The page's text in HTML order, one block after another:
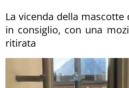
La vicenda della mascotte
in consiglio, con una
ritirata